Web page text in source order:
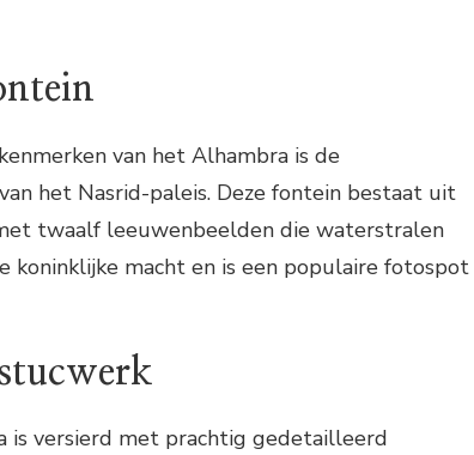
van het Alhambra is de
het Nasrid-paleis. Deze fontein bestaat uit
twaalf leeuwenbeelden die waterstralen
koninklijke macht en is een populaire fotospot
is versierd met prachtig gedetailleerd